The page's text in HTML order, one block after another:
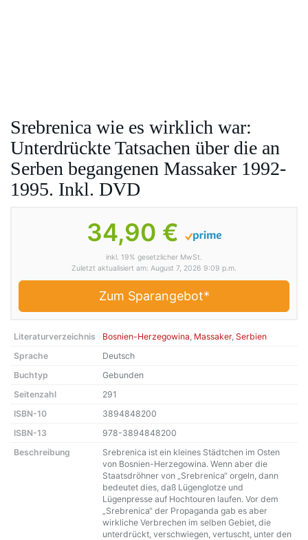
Srebrenica wie es wirklich war:
Unterdrückte Tatsachen über die an
Serben begangenen Massaker 1992-
1995. Inkl. DVD
34,90 €
inkl. 19% gesetzlicher MwSt.
Zuletzt aktualisiert am: August 7, 2026 9:09 p.m.
Zum Sparangebot*
Literaturverzeichnis Bosnien-Herzegowina, Massaker, Serbien
Sprache
Deutsch
Buchtyp
Gebunden
Seitenzahl
291
ISBN-10
3894848200
ISBN-13
978-3894848200
Beschreibung
Srebrenica ist ein kleines Städtchen im Osten
von Bosnien-Herzegowina. Wenn aber die
Staatsdröhner von „Srebrenica“ orgeln, dann
bedeutet dies, daß Lügenglotze und
Lügenpresse auf Hochtouren laufen. Vor dem
„Srebrenica“ der Propaganda gab es aber
wirkliche Verbrechen im selben Gebiet, die
unterdrückt, verschwiegen, vertuscht, unter den